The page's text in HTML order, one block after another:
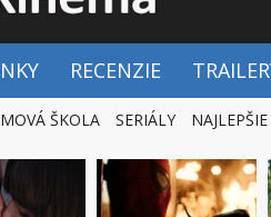
RECENZIE
ŠKOLA SERIÁLY